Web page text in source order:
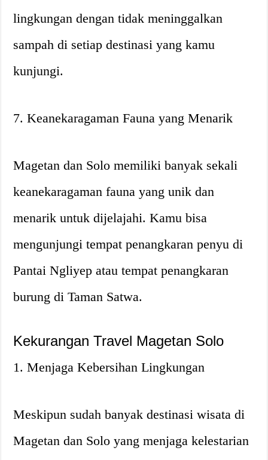
lingkungan dengan tidak meninggalkan
sampah di setiap destinasi yang kamu
kunjungi.
7. Keanekaragaman Fauna yang Menarik
Magetan dan Solo memiliki banyak sekali
keanekaragaman fauna yang unik dan
menarik untuk dijelajahi. Kamu bisa
mengunjungi tempat penangkaran penyu di
Pantai Ngliyep atau tempat penangkaran
burung di Taman Satwa.
Kekurangan Travel Magetan Solo
1. Menjaga Kebersihan Lingkungan
Meskipun sudah banyak destinasi wisata di
Magetan dan Solo yang menjaga kelestarian